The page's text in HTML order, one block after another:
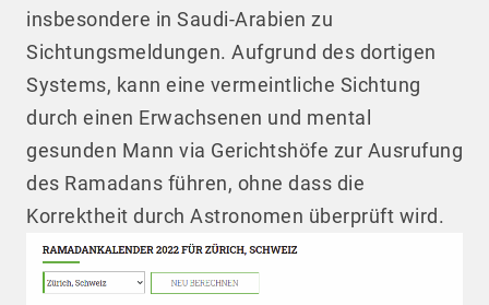
insbesondere in Saudi-Arabien zu
Sichtungsmeldungen. Aufgrund des dortigen
Systems, kann eine vermeintliche Sichtung
durch einen Erwachsenen und mental
gesunden Mann via Gerichtshöfe zur Ausrufung
des Ramadans führen, ohne dass die
Korrektheit durch Astronomen überprüft wird.